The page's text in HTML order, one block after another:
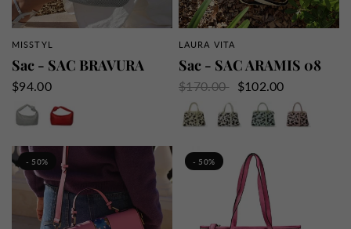
MISSTYL
Sac - SAC BRAVURA
$94.00
APERÇU RAPIDE
LAURA VITA
Sac - SAC ARAMIS 08
$170.00
$102.00
Beige
Blanc Ciel Rose
- 50% - 50%